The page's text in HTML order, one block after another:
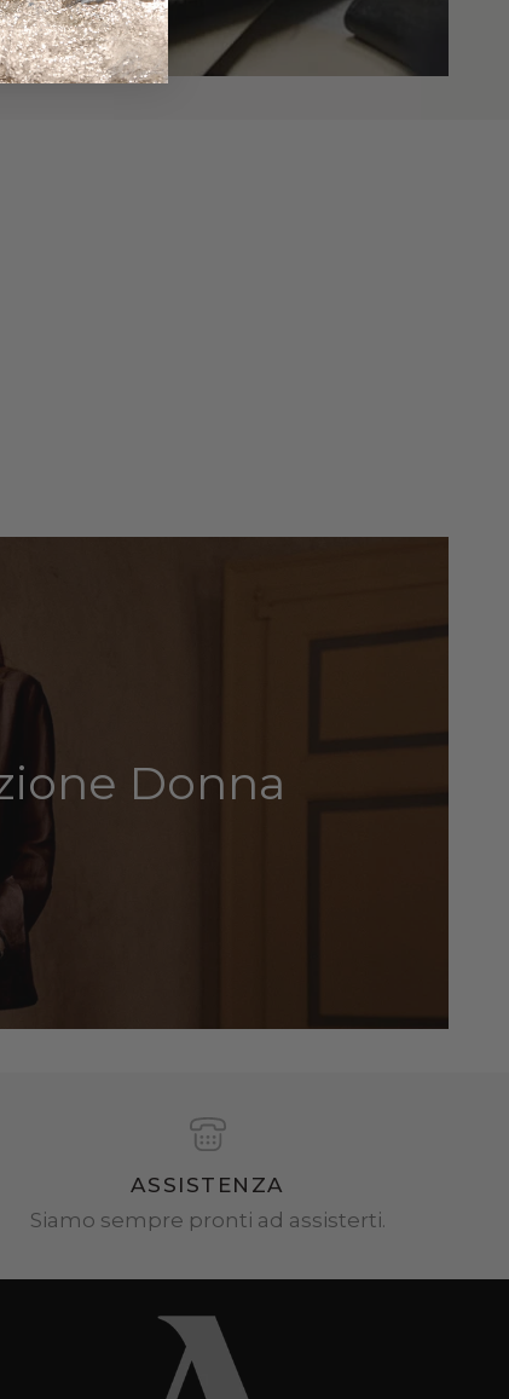
Donna
ASSISTENZA
Siamo sempre pronti ad assisterti.